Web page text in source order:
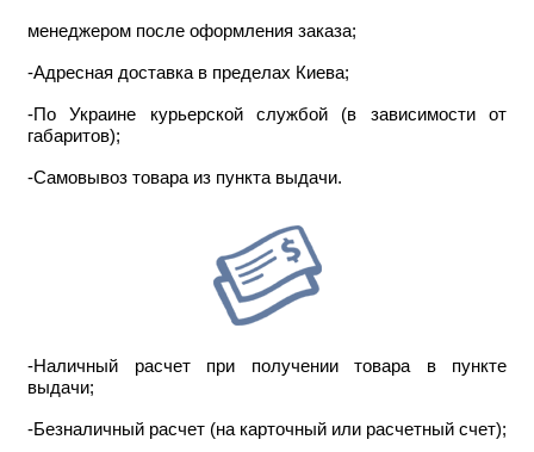
менеджером после оформления заказа;
-Адресная доставка в пределах Киева;
-По Украине курьерской службой (в зависимости от
габаритов);
-Самовывоз товара из пункта выдачи.
-Наличный расчет при получении товара в пункте
выдачи;
-Безналичный расчет (на карточный или расчетный счет);